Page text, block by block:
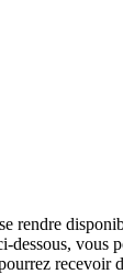
rendre
vous
recevoir